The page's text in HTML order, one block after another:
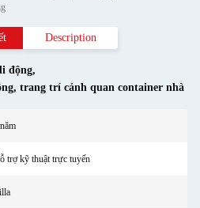
Description
động,
, trang trí cảnh quan container nhà
trợ kỹ thuật trực tuyến